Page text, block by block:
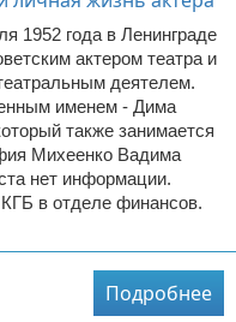
1952 года в Ленинграде
актером театра и
деятелем.
именем - Дима
также занимается
Михеенко Вадима
нет информации.
в отделе финансов.
Подробнее